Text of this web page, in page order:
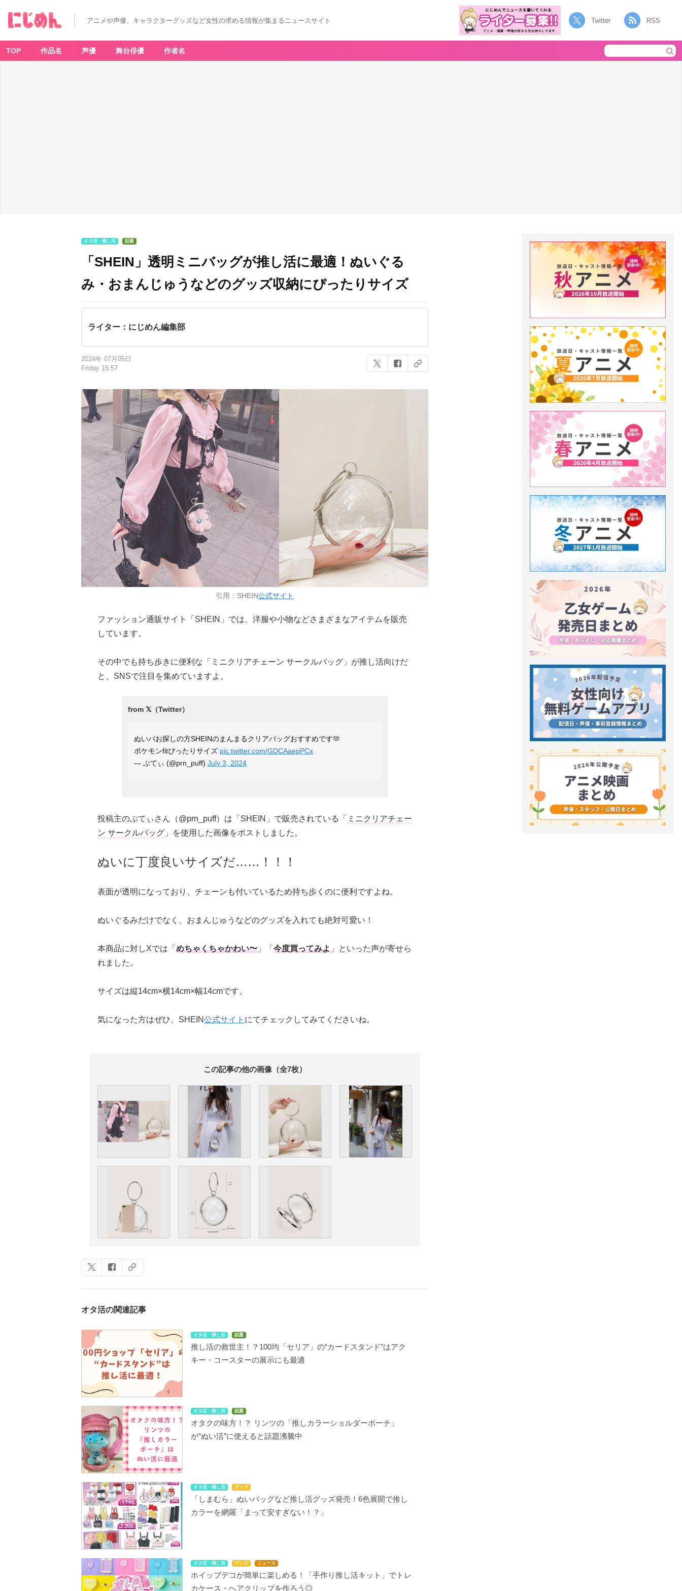
アニメや声優、キャラクターグッズなど女性の求める情報が集まるニュースサイト Twitter RSS
TOP 作品名 声優 舞台俳優 作者名
オタ活・推し活 話題
「SHEIN」透明ミニバッグが推し活に最適！ぬいぐる
み・おまんじゅうなどのグッズ収納にぴったりサイズ
ライター：にじめん編集部
2024年 07月05日
Friday 15:57
引用：SHEIN公式サイト
ファッション通販サイト「SHEIN」では、洋服や小物などさまざまなアイテムを販売
しています。
その中でも持ち歩きに便利な「ミニクリアチェーン サークルバッグ」が推し活向けだ
と、SNSで注目を集めていますよ。
ぬいバお探しの方SHEINのまんまるクリアバッグおすすめです🫶
ポケモンfitぴったりサイズ pic.twitter.com/GDCAaepPCx
— ぷてぃ (@prn_puff) July 3, 2024
投稿主のぷてぃさん（@prn_puff）は「SHEIN」で販売されている「 ミニクリアチェー
ン サークルバッグ 」を使用した画像をポストしました。
ぬいに丁度良いサイズだ……！！！
表面が透明になっており、チェーンも付いているため持ち歩くのに便利ですよね。
ぬいぐるみだけでなく、おまんじゅうなどのグッズを入れても絶対可愛い！
本商品に対しXでは「 めちゃくちゃかわい〜 」「 今度買ってみよ 」といった声が寄せら
れました。
サイズは縦14cm×横14cm×幅14cmです。
気になった方はぜひ、SHEIN公式サイト にてチェックしてみてくださいね。
この記事の他の画像（全7枚）
オタ活の関連記事
オタ活・推し活 話題
推し活の救世主！？100均「セリア」の“カードスタンド”はアク
キー・コースターの展示にも最適
オタ活・推し活 話題
オタクの味方！？ リンツの「推しカラーショルダーポーチ」
が“ぬい活”に使えると話題沸騰中
オタ活・推し活 グッズ
「しまむら」ぬいバッグなど推し活グッズ発売！6色展開で推し
カラーを網羅「まって安すぎない！？」
オタ活・推し活 グッズ ニュース
ホイップデコが簡単に楽しめる！「手作り推し活キット」でトレ
カケース・ヘアクリップを作ろう◎